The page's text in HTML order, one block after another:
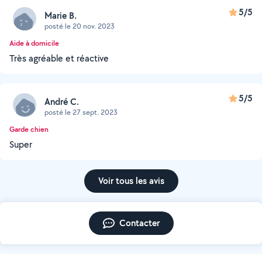
Marie B.
posté le 20 nov. 2023
5/5
Aide à domicile
Très agréable et réactive
André C.
posté le 27 sept. 2023
5/5
Garde chien
Super
Voir tous les avis
Contacter